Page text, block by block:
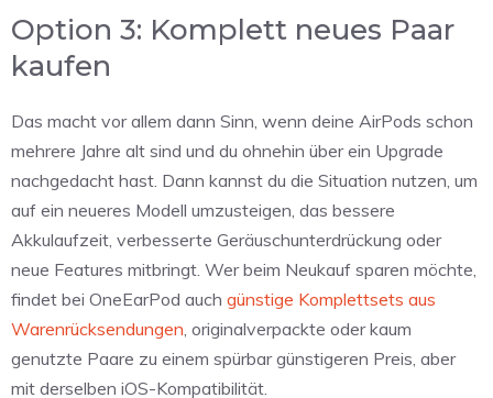
Option 3: Komplett neues Paar
kaufen
Das macht vor allem dann Sinn, wenn deine AirPods schon
mehrere Jahre alt sind und du ohnehin über ein Upgrade
nachgedacht hast. Dann kannst du die Situation nutzen, um
auf ein neueres Modell umzusteigen, das bessere
Akkulaufzeit, verbesserte Geräuschunterdrückung oder
neue Features mitbringt. Wer beim Neukauf sparen möchte,
findet bei OneEarPod auch günstige Komplettsets aus
Warenrücksendungen, originalverpackte oder kaum
genutzte Paare zu einem spürbar günstigeren Preis, aber
mit derselben iOS-Kompatibilität.